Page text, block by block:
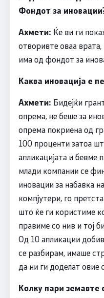
Фондот за
Ахмети: Ќе ви ги
отворивте оваа врата,
има од фондот за
Каква иновација е
Ахмети: Бидејќи
опрема, не беше за
опрема покриена од
100 проценти затоа
апликацијата и бевме
млади компании се
иновации за набавка
компјутери, го
што ќе ги користиме
правиме со нив и тој
Од 10 апликации
се разбирам, имаше
да ни ги доделат овие
Колку пари